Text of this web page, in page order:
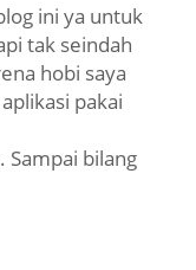
ini ya untuk
tak seindah
hobi saya
pakai
Sampai bilang